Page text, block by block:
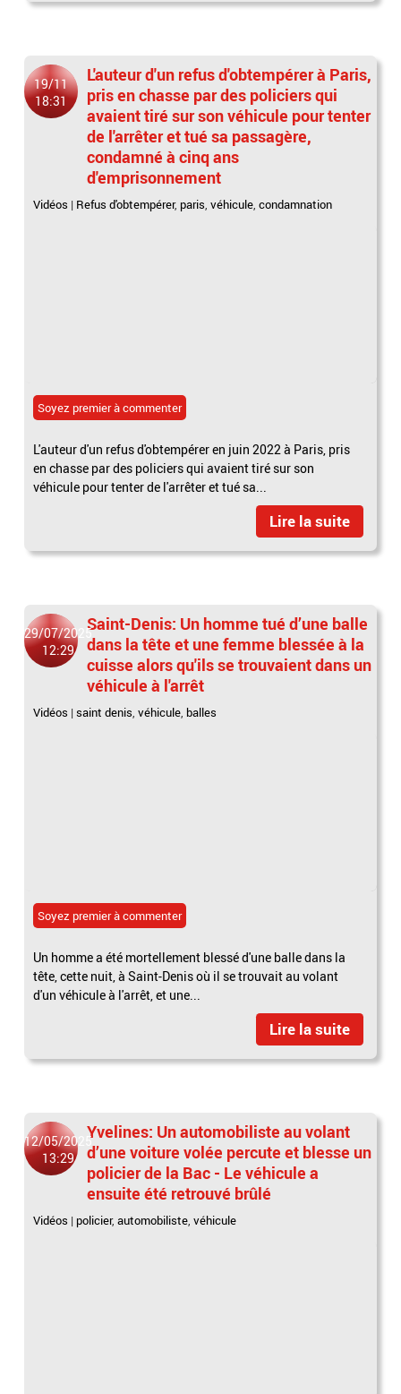
19/11
18:31
L'auteur d'un refus d'obtempérer à Paris,
pris en chasse par des policiers qui
avaient tiré sur son véhicule pour tenter
de l'arrêter et tué sa passagère,
condamné à cinq ans
d'emprisonnement
Vidéos | Refus d'obtempérer, paris,véhicule,condamnation
Soyez premier à commenter
L'auteur d'un refus d'obtempérer en juin 2022 à Paris, pris
en chasse par des policiers qui avaient tiré sur son
véhicule pour tenter de l'arrêter et tué sa...
Lire la suite
29/07/2025
12:29
Saint-Denis: Un homme tué d’une balle
dans la tête et une femme blessée à la
cuisse alors qu'ils se trouvaient dans un
véhicule à l'arrêt
Vidéos |saint denis,véhicule, balles
Soyez premier à commenter
Un homme a été mortellement blessé d'une balle dans la
tête, cette nuit, à Saint-Denis où il se trouvait au volant
d'un véhicule à l'arrêt, et une...
Lire la suite
12/05/2025
13:29
Yvelines: Un automobiliste au volant
d’une voiture volée percute et blesse un
policier de la Bac - Le véhicule a
ensuite été retrouvé brûlé
Vidéos | policier,automobiliste,véhicule